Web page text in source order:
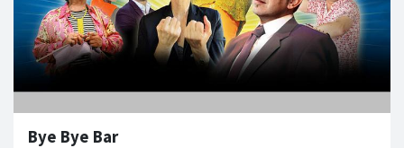
Bye Bye Bar